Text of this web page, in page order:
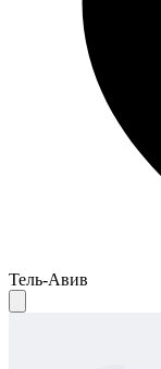
Тель-Авив